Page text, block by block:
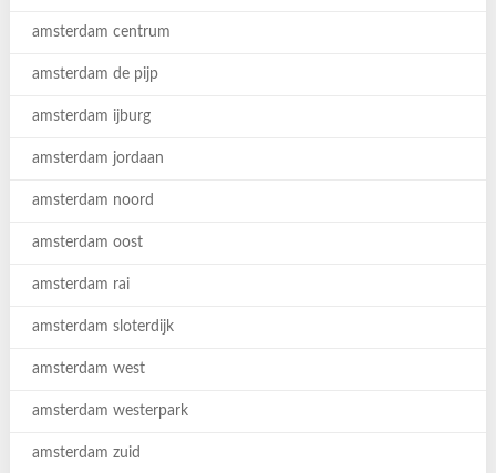
amsterdam centrum
amsterdam de pijp
amsterdam ijburg
amsterdam jordaan
amsterdam noord
amsterdam oost
amsterdam rai
amsterdam sloterdijk
amsterdam west
amsterdam westerpark
amsterdam zuid